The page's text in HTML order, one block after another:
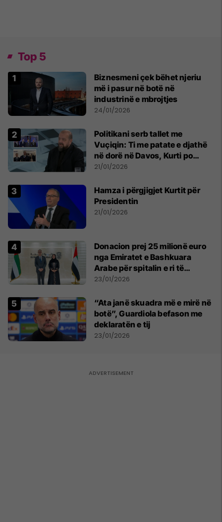
Top 5
Biznesmeni çek bëhet njeriu
më i pasur në botë në
industrinë e mbrojtjes
24/01/2026
Politikani serb tallet me
Vuçiqin: Ti me patate e djathë
në dorë në Davos, Kurti po
mban fjalime në Shtëpinë e
21/01/2026
Hamza i përgjigjet Kurtit për
Presidentin
21/01/2026
Donacion prej 25 milionë euro
nga Emiratet e Bashkuara
Arabe për spitalin e ri të
Gjinekologjisë, ambasadori
23/01/2026
“Ata janë skuadra më e mirë në
botë”, Guardiola befason me
deklaratën e tij
23/01/2026